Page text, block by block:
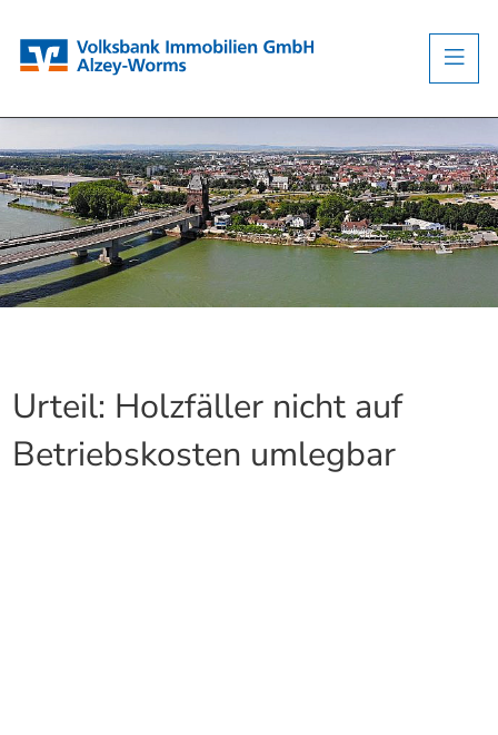
Urteil: Holzfäller nicht auf
Betriebskosten umlegbar